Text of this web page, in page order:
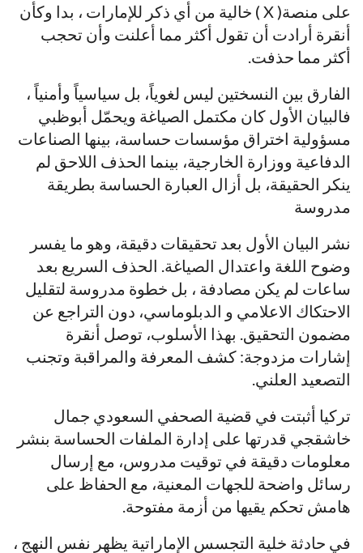
على منصة( X ) خالية من أي ذكر للإمارات ، بدا وكأن
أنقرة أرادت أن تقول أكثر مما أعلنت وأن تحجب
أكثر مما حذفت.
الفارق بين النسختين ليس لغوياً، بل سياسياً وأمنياً ،
فالبيان الأول كان مكتمل الصياغة ويحمّل أبوظبي
مسؤولية اختراق مؤسسات حساسة، بينها الصناعات
الدفاعية ووزارة الخارجية، بينما الحذف اللاحق لم
ينكر الحقيقة، بل أزال العبارة الحساسة بطريقة
مدروسة
نشر البيان الأول بعد تحقيقات دقيقة، وهو ما يفسر
وضوح اللغة واعتدال الصياغة. الحذف السريع بعد
ساعات لم يكن مصادفة ، بل خطوة مدروسة لتقليل
الاحتكاك الاعلامي و الدبلوماسي، دون التراجع عن
مضمون التحقيق. بهذا الأسلوب، توصل أنقرة
إشارات مزدوجة: كشف المعرفة والمراقبة وتجنب
التصعيد العلني.
تركيا أثبتت في قضية الصحفي السعودي جمال
خاشقجي قدرتها على إدارة الملفات الحساسة بنشر
معلومات دقيقة في توقيت مدروس، مع إرسال
رسائل واضحة للجهات المعنية، مع الحفاظ على
هامش تحكم يقيها من أزمة مفتوحة.
في حادثة خلية التجسس الإماراتية يظهر نفس النهج ،